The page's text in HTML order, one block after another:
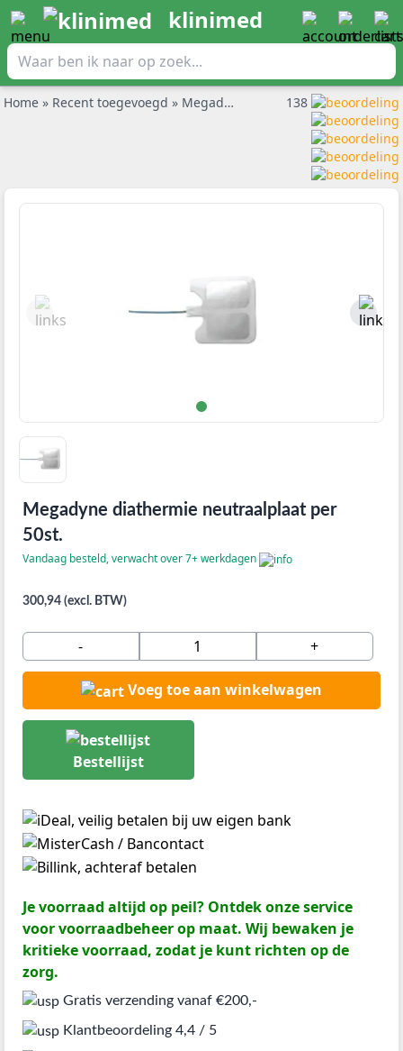
klinimed
Home » Recent toegevoegd » Megadyne diathermie neutraalplaat per 50st. 138
Megadyne diathermie neutraalplaat per
50st.
Vandaag besteld, verwacht over 7+ werkdagen
300,94 (excl. BTW)
- +
Voeg toe aan winkelwagen
Bestellijst
Je voorraad altijd op peil? Ontdek onze service
voor voorraadbeheer op maat. Wij bewaken je
kritieke voorraad, zodat je kunt richten op de
zorg.
Gratis verzending vanaf €200,-
Klantbeoordeling 4,4 / 5